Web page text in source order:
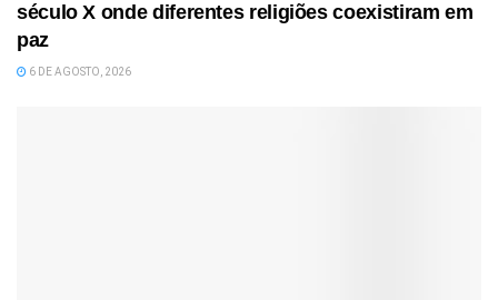
século X onde diferentes religiões coexistiram em
paz
6 DE AGOSTO, 2026